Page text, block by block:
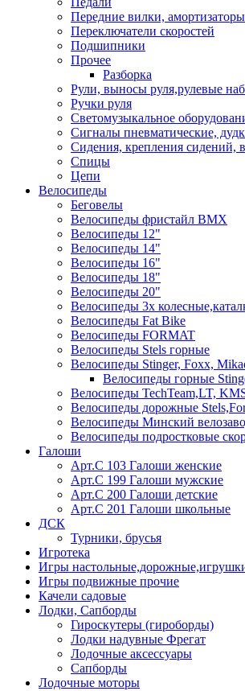
Передние вилки, амортизаторы
Переключатели скоростей
Подшипники
Прочее
Разборка
Рули, выносы руля,рулевые
Ручки руля
Светомузыкальное
Сигналы пневматические,
Сидения, крепления сидений,
Спицы
Цепи
Велосипеды
Беговелы
Велосипеды фристайл ВМХ
Велосипеды 12"
Велосипеды 14"
Велосипеды 16"
Велосипеды 18"
Велосипеды 20"
Велосипеды 3х
Велосипеды Fat Bike
Велосипеды FORMAT
Велосипеды Stels горные
Велосипеды Stinger, Foxx,
Велосипеды горные
Велосипеды TechTeam,LT,
Велосипеды дорожные
Велосипеды Минский
Велосипеды подростковые
Галоши
Арт.С 103 Галоши женские
Арт.С 199 Галоши мужские
Арт.С 200 Галоши детские
Арт.С 201 Галоши школьные
ДСК
Турники, брусья
Игротека
Игры
Игры подвижные прочие
Качели садовые
Лодки, Сапборды
Гироскутеры (гироборды)
Лодки надувные Фрегат
Лодочные аксессуары
Сапборды
Лодочные моторы